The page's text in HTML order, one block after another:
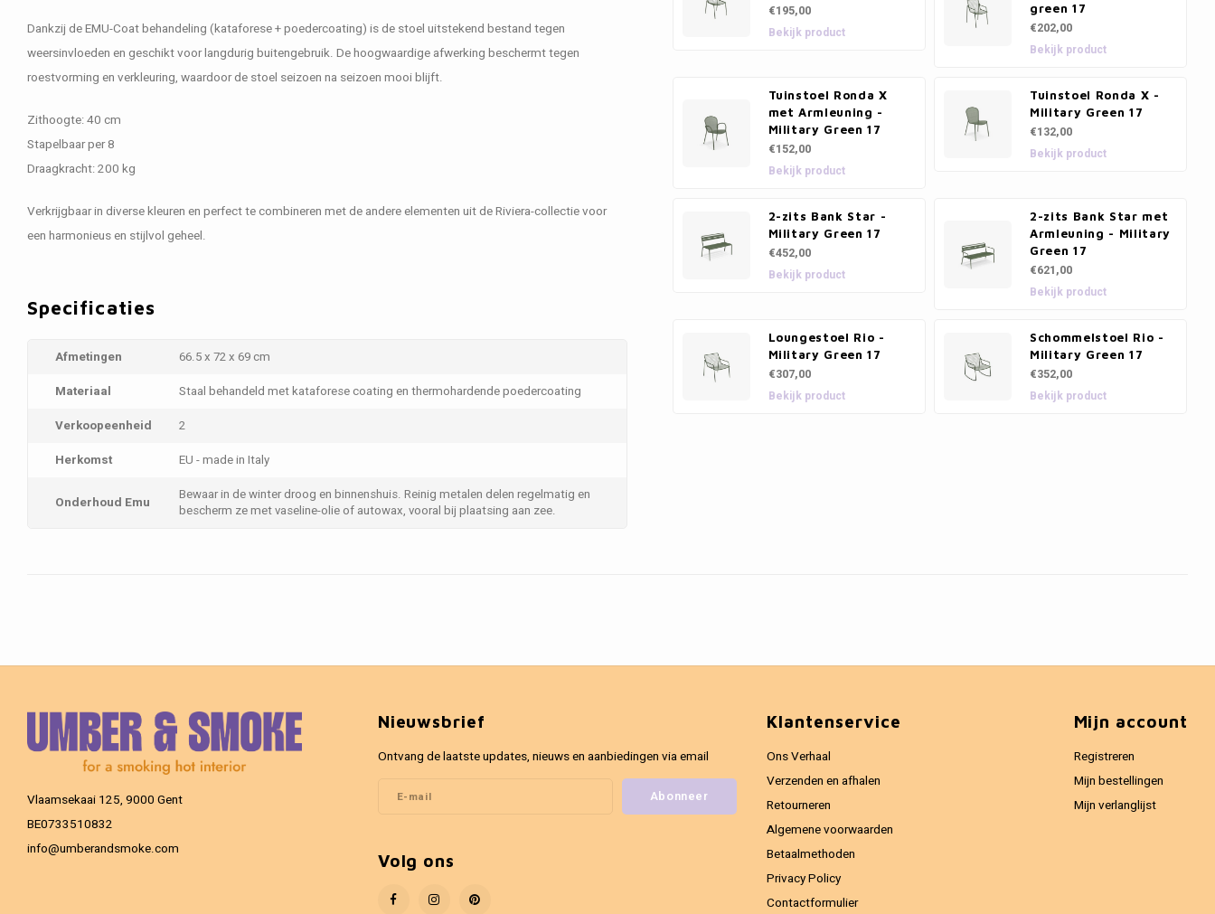
Dankzij de EMU-Coat behandeling (kataforese + poedercoating) is de stoel uitstekend bestand tegen
weersinvloeden en geschikt voor langdurig buitengebruik. De hoogwaardige afwerking beschermt tegen
roestvorming en verkleuring, waardoor de stoel seizoen na seizoen mooi blijft.
Zithoogte: 40 cm
Stapelbaar per 8
Draagkracht: 200 kg
Verkrijgbaar in diverse kleuren en perfect te combineren met de andere elementen uit de Riviera-collectie voor
een harmonieus en stijlvol geheel.
Specificaties
Afmetingen
66.5 x 72 x 69 cm
Materiaal
Staal behandeld met kataforese coating en thermohardende poedercoating
Verkoopeenheid
2
Herkomst
EU - made in Italy
Onderhoud Emu
Bewaar in de winter droog en binnenshuis. Reinig metalen delen regelmatig en
bescherm ze met vaseline-olie of autowax, vooral bij plaatsing aan zee.
€195,00
Bekijk product
green 17
€202,00
Bekijk product
Tuinstoel Ronda X
met Armleuning -
Military Green 17
€152,00
Bekijk product
Tuinstoel Ronda X -
Military Green 17
€132,00
Bekijk product
2-zits Bank Star -
Military Green 17
€452,00
Bekijk product
2-zits Bank Star met
Armleuning - Military
Green 17
€621,00
Bekijk product
Loungestoel Rio -
Military Green 17
€307,00
Bekijk product
Schommelstoel Rio -
Military Green 17
€352,00
Bekijk product
Vlaamsekaai 125, 9000 Gent
BE0733510832
info@umberandsmoke.com
Nieuwsbrief
Ontvang de laatste updates, nieuws en aanbiedingen via email
Abonneer
Volg ons
Klantenservice
Ons Verhaal
Verzenden en afhalen
Retourneren
Algemene voorwaarden
Betaalmethoden
Privacy Policy
Contactformulier
Mijn account
Registreren
Mijn bestellingen
Mijn verlanglijst